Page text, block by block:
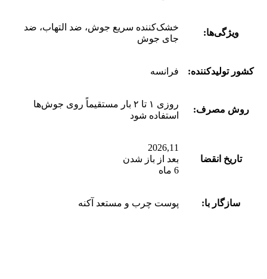
ویژگی‌ها:
خشک‌کننده سریع جوش، ضد التهاب، ضد
جای جوش
کشور تولیدکننده: فرانسه
روش مصرف:
روزی ۱ تا ۲ بار مستقیماً روی جوش‌ها
استفاده شود
تاریخ انقضا
2026,11
بعد از باز شدن
6 ماه
سازگار با: پوست چرب و مستعد آکنه